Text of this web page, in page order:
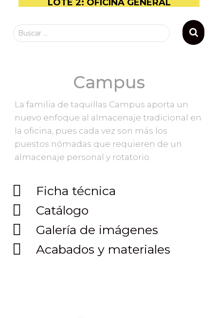
LOTE 2: OFICINA GENERAL
Buscar …
Campus
La familia de taquillas Campus aporta un
nuevo enfoque al almacenaje tradicional en
la oficina, pues cada vez son más los
puestos nómadas que requieren de un
almacenaje personal y rotatorio.
Ficha técnica
Catálogo
Galería de imágenes
Acabados y materiales